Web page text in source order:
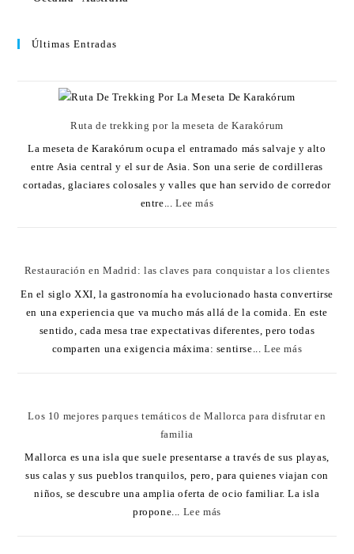
Últimas Entradas
Ruta de trekking por la meseta de Karakórum
La meseta de Karakórum ocupa el entramado más salvaje y alto
entre Asia central y el sur de Asia. Son una serie de cordilleras
cortadas, glaciares colosales y valles que han servido de corredor
entre...Lee más
Restauración en Madrid: las claves para conquistar a los clientes
En el siglo XXI, la gastronomía ha evolucionado hasta convertirse
en una experiencia que va mucho más allá de la comida. En este
sentido, cada mesa trae expectativas diferentes, pero todas
comparten una exigencia máxima: sentirse...Lee más
Los 10 mejores parques temáticos de Mallorca para disfrutar en
familia
Mallorca es una isla que suele presentarse a través de sus playas,
sus calas y sus pueblos tranquilos, pero, para quienes viajan con
niños, se descubre una amplia oferta de ocio familiar. La isla
propone... Lee más